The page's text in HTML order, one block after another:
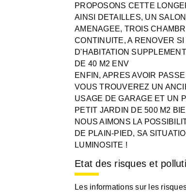
PROPOSONS CETTE
AINSI DETAILLES, UN
AMENAGEE, TROIS
CONTINUITE, A RENOVER
D'HABITATION
DE 40 M2 ENV
ENFIN, APRES AVOIR
VOUS TROUVEREZ UN
USAGE DE GARAGE ET UN
PETIT JARDIN DE 500 M2
NOUS AIMONS LA
DE PLAIN-PIED, SA
LUMINOSITE !
Etat des risques et
Les informations sur les